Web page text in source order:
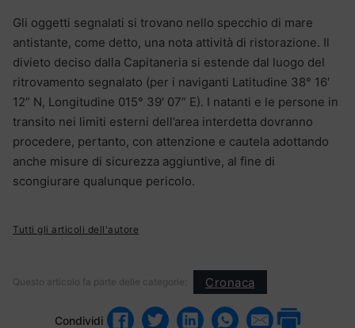
Gli oggetti segnalati si trovano nello specchio di mare
antistante, come detto, una nota attività di ristorazione. Il
divieto deciso dalla Capitaneria si estende dal luogo del
ritrovamento segnalato (per i naviganti Latitudine 38° 16′
12” N, Longitudine 015° 39′ 07” E). I natanti e le persone in
transito nei limiti esterni dell’area interdetta dovranno
procedere, pertanto, con attenzione e cautela adottando
anche misure di sicurezza aggiuntive, al fine di
scongiurare qualunque pericolo.
Tutti gli articoli dell'autore
Questo articolo fa parte delle categorie: Cronaca
Condividi